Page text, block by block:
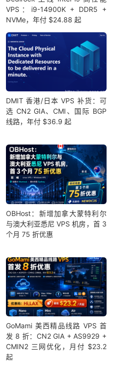
VPS：i9-14900K + DDR5 +
NVMe，年付 $24.88 起
DMIT 香港/日本 VPS 补货：可
选 CN2 GIA、CMI、国际 BGP
线路，年付 $36.9 起
OBHost：新增加拿大蒙特利尔
与澳大利亚悉尼 VPS 机房，首 3
个月 75 折优惠
GoMami 美西精品线路 VPS 首
发 8 折：CN2 GIA + AS9929 +
CMIN2 三网优化，月付 $23.2
起